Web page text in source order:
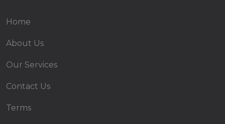
Home
About Us
Our Services
Contact Us
Terms